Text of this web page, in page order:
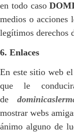
en todo caso
medios o acciones
legítimos derechos
6. Enlaces
En este sitio web
que le
de
mostrar webs
ánimo alguno de